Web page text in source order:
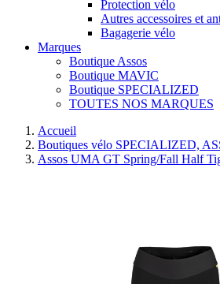
Protection vélo
Autres accessoires et
Bagagerie vélo
Marques
Boutique Assos
Boutique MAVIC
Boutique SPECIALIZED
TOUTES NOS MARQUES
Accueil
Boutiques vélo SPECIALIZED,
Assos UMA GT Spring/Fall Half